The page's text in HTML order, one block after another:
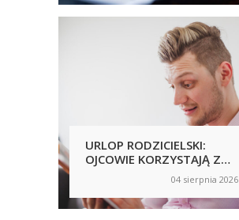
URLOP RODZICIELSKI:
OJCOWIE KORZYSTAJĄ Z
NICH CHĘTNIEJ, ALE
NIERÓWNOŚCI NADAL SĄ
WIDOCZNE
04 sierpnia 2026